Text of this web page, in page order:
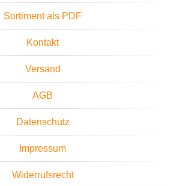
Sortiment als PDF
Kontakt
Versand
AGB
Datenschutz
Impressum
Widerrufsrecht